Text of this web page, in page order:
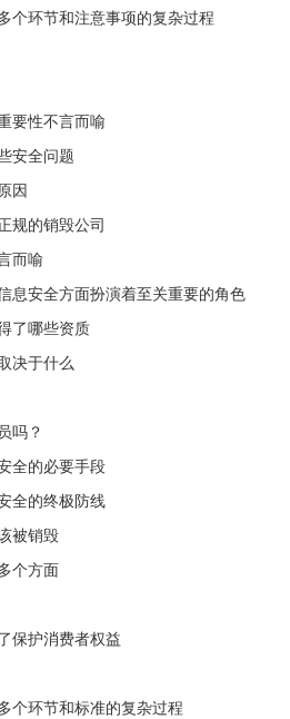
个环节和注意事项的复杂过程
要性不言而喻
安全问题
因
规的销毁公司
而喻
息安全方面扮演着至关重要的角色
了哪些资质
决于什么
吗？
全的必要手段
全的终极防线
被销毁
个方面
保护消费者权益
个环节和标准的复杂过程